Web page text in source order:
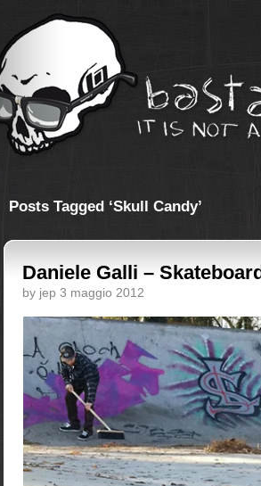
Posts Tagged ‘Skull Candy’
Daniele Galli –
by jep 3 maggio 2012